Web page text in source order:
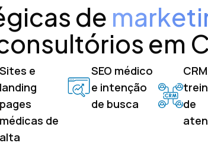
de
em
Sites e
landing
pages
médicas de
alta
SEO médico
e intenção
de busca
de